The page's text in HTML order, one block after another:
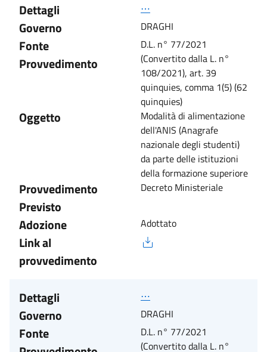
Dettagli
⋯
Governo DRAGHI
Fonte
Provvedimento
D.L. n° 77/2021
(Convertito dalla L. n°
108/2021), art. 39
quinquies, comma 1(5) (62
quinquies)
Oggetto
Modalità di alimentazione
dell'ANIS (Anagrafe
nazionale degli studenti)
da parte delle istituzioni
della formazione superiore
Provvedimento
Previsto
Decreto Ministeriale
Adozione Adottato
Link al
provvedimento
Dettagli
⋯
Governo DRAGHI
Fonte
D.L. n° 77/2021
(Convertito dalla L. n°